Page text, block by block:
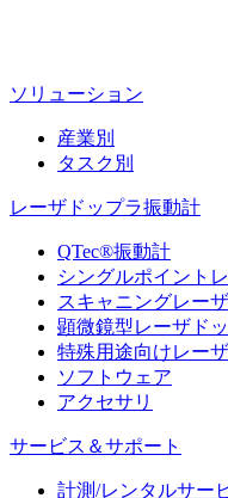
ソリューション
産業別
タスク別
レーザドップラ振動計
QTec®振動計
シングルポイント
スキャニングレー
顕微鏡型レーザド
特殊用途向けレー
ソフトウェア
アクセサリ
サービス＆サポート
計測/レンタルサー